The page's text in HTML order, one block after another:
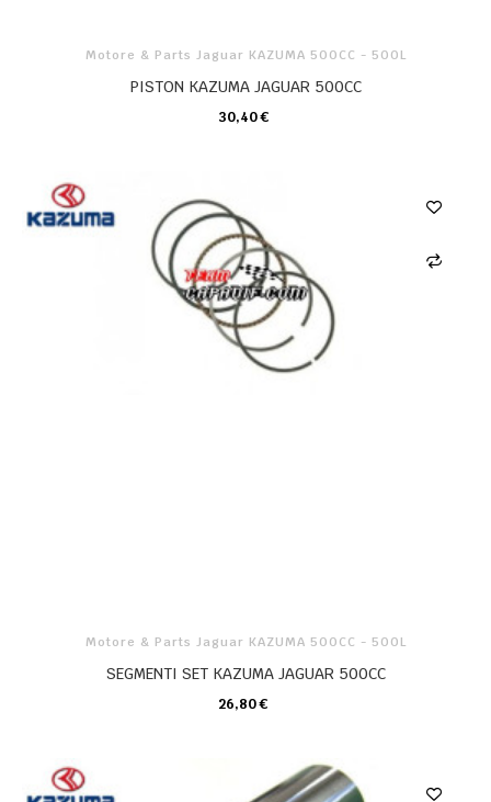
Motore & Parts Jaguar KAZUMA 500CC - 500L
PISTON KAZUMA JAGUAR 500CC
30,40 €
CARRELLO
Motore & Parts Jaguar KAZUMA 500CC - 500L
SEGMENTI SET KAZUMA JAGUAR 500CC
26,80 €
CARRELLO